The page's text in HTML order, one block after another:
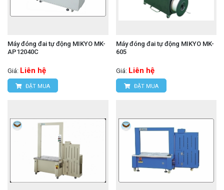
Máy đóng đai tự động MIKYO MK-
AP12040C
Giá: Liên hệ
ĐẶT MUA
Máy đóng đai tự động MIKYO MK-
605
Giá: Liên hệ
ĐẶT MUA